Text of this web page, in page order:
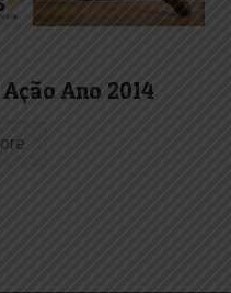
Ano 2014